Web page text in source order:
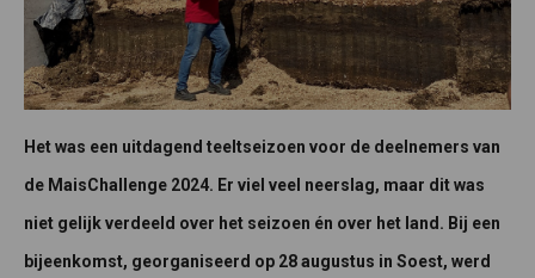
Het was een uitdagend teeltseizoen voor de deelnemers van
de MaisChallenge 2024. Er viel veel neerslag, maar dit was
niet gelijk verdeeld over het seizoen én over het land. Bij een
bijeenkomst, georganiseerd op 28 augustus in Soest, werd